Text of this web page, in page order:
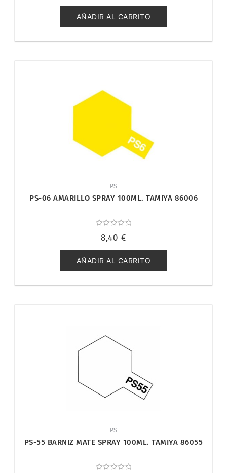
de
5
AÑADIR AL CARRITO
PS
PS-06 AMARILLO SPRAY 100ML. TAMIYA 86006
con
de
5
8,40 €
AÑADIR AL CARRITO
PS
PS-55 BARNIZ MATE SPRAY 100ML. TAMIYA 86055